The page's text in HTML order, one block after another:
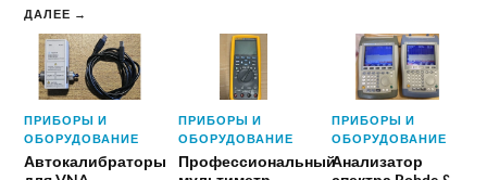
ДАЛЕЕ →
ПРИБОРЫ И
ОБОРУДОВАНИЕ
Автокалибраторы
ПРИБОРЫ И
ОБОРУДОВАНИЕ
Профессиональный
ПРИБОРЫ И
ОБОРУДОВАНИЕ
Анализатор